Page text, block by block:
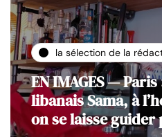
la sélection de la
EN IMAGES —
libanais Sama, à
on se laisse